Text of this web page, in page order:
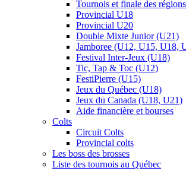
Tournois et finale des
Provincial U18
Provincial U20
Double Mixte Junior (U21)
Jamboree (U12, U15, U18,
Festival Inter-Jeux (U18)
Tic, Tap & Toc (U12)
FestiPierre (U15)
Jeux du Québec (U18)
Jeux du Canada (U18, U21)
Aide financière et bourses
Colts
Circuit Colts
Provincial colts
Les boss des brosses
Liste des tournois au Québec